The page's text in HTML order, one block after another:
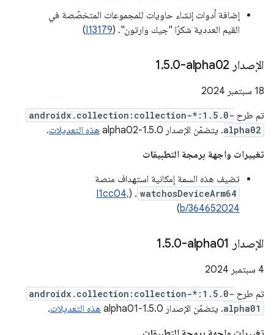
إضافة أدوات إنشاء حاويات للمجموعات المتخصّصة في
القيم العددية شكرًا "جيك وارتون". (I13179
)
الإصدار ‎1 .5.0-alpha02
‫18 سبتمبر 2024
تم طرح androidx.collection:collection-*:1.5.0-
alpha02. يتضمّن الإصدار 1.5.0-alpha02 هذه التعديلات.
تغييرات واجهة برمجة التطبيقات
تضيف هذه السمة إمكانية استهداف منصة
watchosDeviceArm64
. (
I1cc04،
b/364652024
)
الإصدار ‎1 .5.0-alpha01
‫4 سبتمبر 2024
تم طرح androidx.collection:collection-*:1.5.0-
alpha01. يتضمّن الإصدار 1.5.0-alpha01 هذه التعديلات.